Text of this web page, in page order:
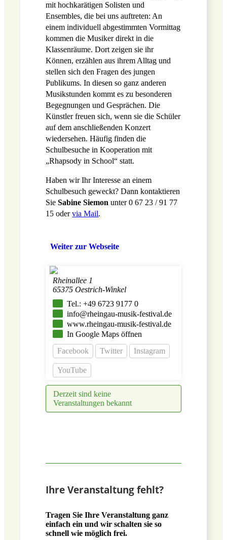
mit hochkarätigen Solisten und
Ensembles, die bei uns auftreten: An
einem individuell abgestimmten Vormittag
kommen die Musiker direkt in die
Klassenräume. Dort zeigen sie ihr
Können, erzählen aus ihrem Alltag und
stellen sich den Fragen des jungen
Publikums. In diesen so ganz anderen
Musikstunden kommt es zu besonderen
Begegnungen und Gesprächen. Die
Künstler freuen sich, wenn sie die Schüler
auf dem anschließenden Konzert
wiedersehen. Häufig finden die
Schulbesuche in Kooperation mit
„Rhapsody in School“ statt.
Haben wir Ihr Interesse an einem
Schulbesuch geweckt? Dann kontaktieren
SieSabine Siemonunter 0 67 23 / 91 77
15 odervia Mail.
Weiter zur Webseite
Rheinallee 1
65375 Oestrich-Winkel
Tel.: +49 6723 9177 0
info@rheingau-musik-festival.de
www.rheingau-musik-festival.de
In Google Maps öffnen
Facebook
Twitter Instagram
YouTube
Derzeit sind keine
Veranstaltungen bekannt
Ihre Veranstaltung fehlt?
Tragen Sie Ihre Veranstaltung ganz
einfach ein und wir schalten sie so
schnell wie möglich frei.